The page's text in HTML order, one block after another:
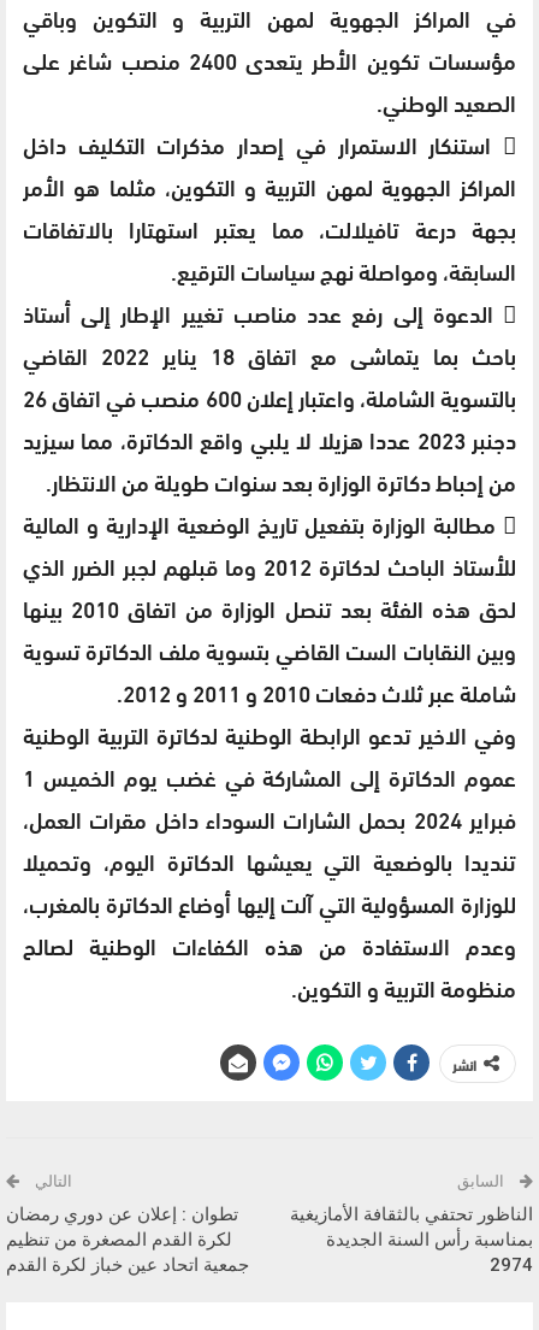
في المراكز الجهوية لمهن التربية و التكوين وباقي
مؤسسات تكوين الأطر يتعدى 2400 منصب شاغر على
الصعيد الوطني.
 استنكار الاستمرار في إصدار مذكرات التكليف داخل
المراكز الجهوية لمهن التربية و التكوين، مثلما هو الأمر
بجهة درعة تافيلالت، مما يعتبر استهتارا بالاتفاقات
السابقة، ومواصلة نهج سياسات الترقيع.
 الدعوة إلى رفع عدد مناصب تغيير الإطار إلى أستاذ
باحث بما يتماشى مع اتفاق 18 يناير 2022 القاضي
بالتسوية الشاملة، واعتبار إعلان 600 منصب في اتفاق 26
دجنبر 2023 عددا هزيلا لا يلبي واقع الدكاترة، مما سيزيد
من إحباط دكاترة الوزارة بعد سنوات طويلة من الانتظار.
 مطالبة الوزارة بتفعيل تاريخ الوضعية الإدارية و المالية
للأستاذ الباحث لدكاترة 2012 وما قبلهم لجبر الضرر الذي
لحق هذه الفئة بعد تنصل الوزارة من اتفاق 2010 بينها
وبين النقابات الست القاضي بتسوية ملف الدكاترة تسوية
شاملة عبر ثلاث دفعات 2010 و 2011 و 2012.
وفي الاخير تدعو الرابطة الوطنية لدكاترة التربية الوطنية
عموم الدكاترة إلى المشاركة في غضب يوم الخميس 1
فبراير 2024 بحمل الشارات السوداء داخل مقرات العمل،
تنديدا بالوضعية التي يعيشها الدكاترة اليوم، وتحميلا
للوزارة المسؤولية التي آلت إليها أوضاع الدكاترة بالمغرب،
وعدم الاستفادة من هذه الكفاءات الوطنية لصالح
منظومة التربية و التكوين.
انشر
السابق
الناظور تحتفي بالثقافة الأمازيغية
بمناسبة رأس السنة الجديدة
2974
التالي
تطوان : إعلان عن دوري رمضان
لكرة القدم المصغرة من تنظيم
جمعية اتحاد عين خباز لكرة القدم